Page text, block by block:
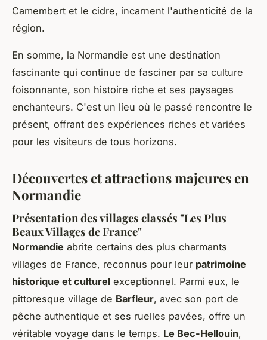
Camembert et le cidre, incarnent l'authenticité de la
région.
En somme, la Normandie est une destination
fascinante qui continue de fasciner par sa culture
foisonnante, son histoire riche et ses paysages
enchanteurs. C'est un lieu où le passé rencontre le
présent, offrant des expériences riches et variées
pour les visiteurs de tous horizons.
Découvertes et attractions majeures en
Normandie
Présentation des villages classés "Les Plus
Beaux Villages de France"
Normandie abrite certains des plus charmants
villages de France, reconnus pour leur patrimoine
historique et culturel exceptionnel. Parmi eux, le
pittoresque village de Barfleur, avec son port de
pêche authentique et ses ruelles pavées, offre un
véritable voyage dans le temps. Le Bec-Hellouin,